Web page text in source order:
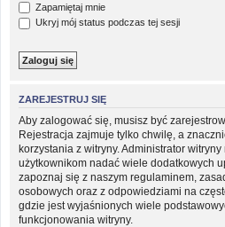
Zapamiętaj mnie
Ukryj mój status podczas tej sesji
ZAREJESTRUJ SIĘ
Aby zalogować się, musisz być
Rejestracja zajmuje tylko chwilę, a
korzystania z witryny. Administrator
użytkownikom nadać wiele dodatkowych
zapoznaj się z naszym regulaminem,
osobowych oraz z odpowiedziami na
gdzie jest wyjaśnionych wiele
funkcjonowania witryny.